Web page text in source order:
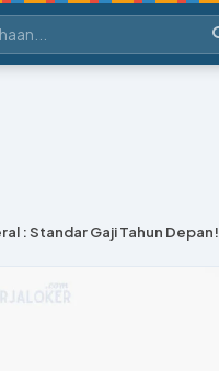
: Standar Gaji Tahun Depan!